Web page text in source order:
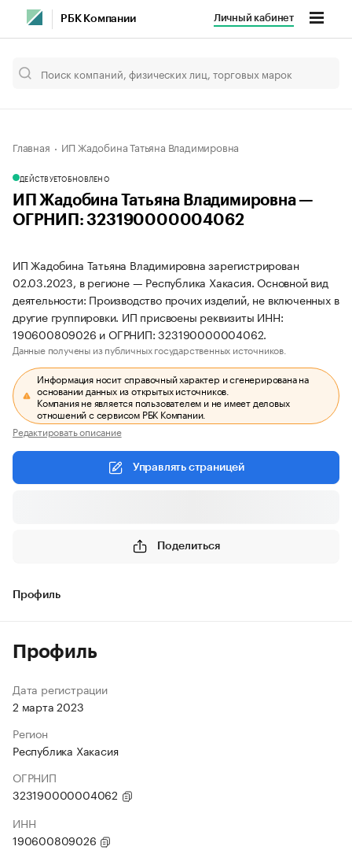
РБК Компании Личный кабинет
Главная ИП Жадобина Татьяна Владимировна
ДЕЙСТВУЕТОБНОВЛЕНО
ИП Жадобина Татьяна Владимировна —
ОГРНИП: 323190000004062
ИП Жадобина Татьяна Владимировна зарегистрирован
02.03.2023, в регионе — Республика Хакасия. Основной вид
деятельности: Производство прочих изделий, не включенных в
другие группировки. ИП присвоены реквизиты ИНН:
190600809026 и ОГРНИП: 323190000004062.
Данные получены из публичных государственных источников.
Информация носит справочный характер и сгенерирована на
основании данных из открытых источников.
Компания не является пользователем и не имеет деловых
отношений с сервисом РБК Компании.
Редактировать описание
Управлять страницей
Поделиться
Профиль
Профиль
Дата регистрации
2 марта 2023
Регион
Республика Хакасия
ОГРНИП
323190000004062
ИНН
190600809026